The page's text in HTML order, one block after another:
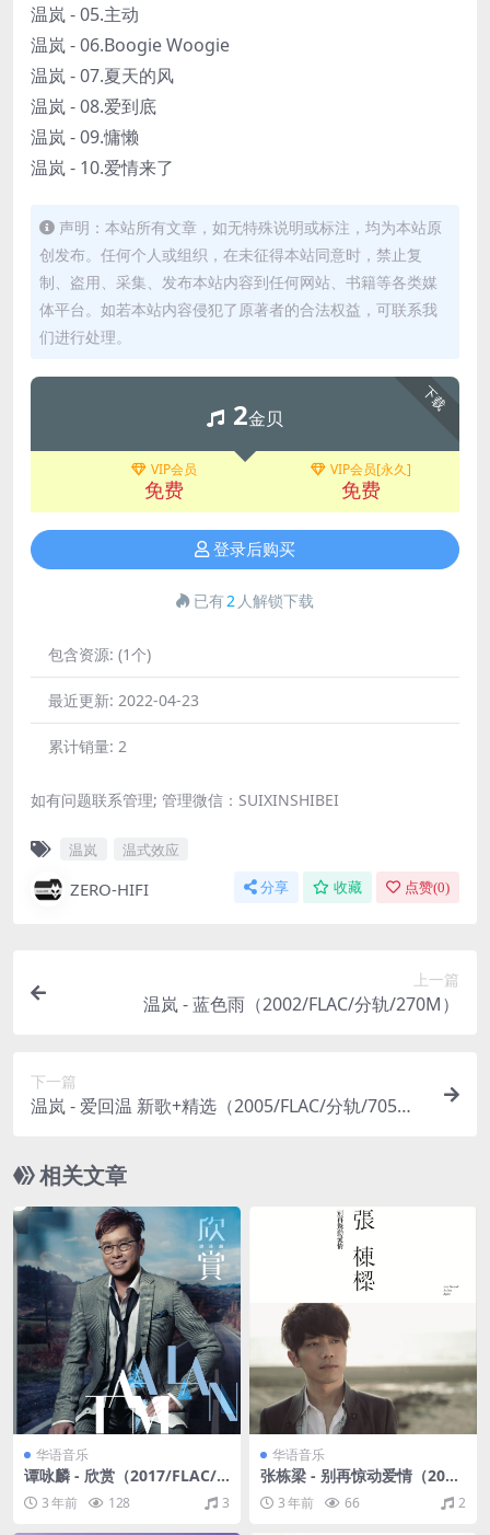
温岚 - 05.主动
温岚 - 06.Boogie Woogie
温岚 - 07.夏天的风
温岚 - 08.爱到底
温岚 - 09.慵懒
温岚 - 10.爱情来了
声明：本站所有文章，如无特殊说明或标注，均为本站原
创发布。任何个人或组织，在未征得本站同意时，禁止复
制、盗用、采集、发布本站内容到任何网站、书籍等各类媒
体平台。如若本站内容侵犯了原著者的合法权益，可联系我
们进行处理。
下载
2金贝
VIP会员
免费
VIP会员[永久]
免费
登录后购买
已有2 人解锁下载
包含资源: (1个)
最近更新: 2022-04-23
累计销量: 2
如有问题联系管理; 管理微信：SUIXINSHIBEI
温岚 温式效应
ZERO-HIFI 分享 收藏 点赞(0)
上一篇
温岚 - 蓝色雨（2002/FLAC/分轨/270M）
下一篇
温岚 - 爱回温 新歌+精选（2005/FLAC/分轨/705
相关文章
华语音乐
谭咏麟 - 欣赏（2017/FLAC/
分轨/260M）
3 年前 128 3
华语音乐
张栋梁 - 别再惊动爱情（201
1/FLAC/分轨/282M）
3 年前 66 2